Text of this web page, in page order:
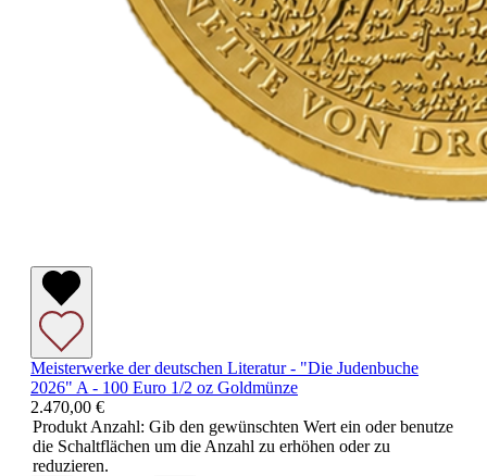
Meisterwerke der deutschen Literatur - "Die Judenbuche
2026" A - 100 Euro 1/2 oz Goldmünze
2.470,00 €
Produkt Anzahl: Gib den gewünschten Wert ein oder benutze
die Schaltflächen um die Anzahl zu erhöhen oder zu
reduzieren.